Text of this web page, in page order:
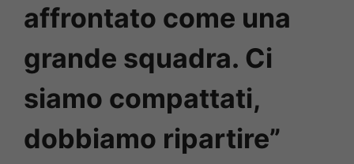
affrontato come una
grande squadra. Ci
siamo compattati,
dobbiamo ripartire”